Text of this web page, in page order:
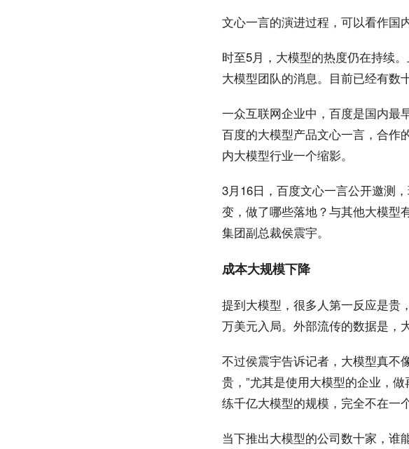
文心一言的演进过程，可以看作国
时至5月，大模型的热度仍在持续
大模型团队的消息。目前已经有数
一众互联网企业中，百度是国内最
百度的大模型产品文心一言，合作
内大模型行业一个缩影。
3月16日，百度文心一言公开邀测
变，做了哪些落地？与其他大模型
集团副总裁侯震宇。
成本大规模下降
提到大模型，很多人第一反应是贵
万美元入局。外部流传的数据是，
不过侯震宇告诉记者，大模型真不
贵，”尤其是使用大模型的企业，
练千亿大模型的规模，完全不在一
当下推出大模型的公司数十家，谁